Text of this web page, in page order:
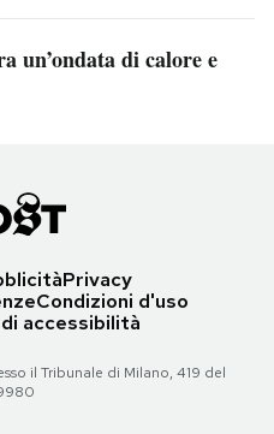
un’ondata di calore e
Privacy
Condizioni d'uso
accessibilità
il Tribunale di Milano, 419 del